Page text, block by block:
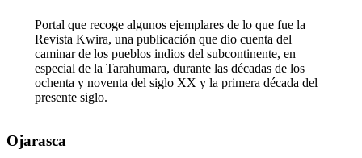
Portal que recoge algunos ejemplares de lo que fue la
Revista Kwira, una publicación que dio cuenta del
caminar de los pueblos indios del subcontinente, en
especial de la Tarahumara, durante las décadas de los
ochenta y noventa del siglo XX y la primera década del
presente siglo.
Ojarasca